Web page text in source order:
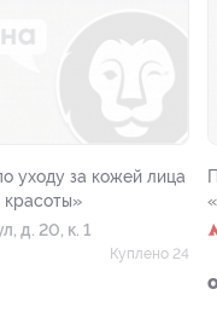
уходу за кожей лица
д. 20, к. 1
Куплено 24